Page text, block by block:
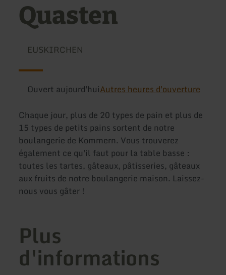
Quasten
EUSKIRCHEN
Ouvert aujourd'huiAutres heures d'ouverture
Chaque jour, plus de 20 types de pain et plus de
15 types de petits pains sortent de notre
boulangerie de Kommern. Vous trouverez
également ce qu'il faut pour la table basse :
toutes les tartes, gâteaux, pâtisseries, gâteaux
aux fruits de notre boulangerie maison. Laissez-
nous vous gâter !
Plus
d'informations